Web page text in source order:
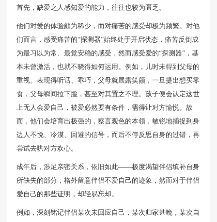
首先，缺爱之人感知爱的能力，往往也较为匮乏。
他们对爱的体验颇为稀少，而对痛苦的感受却极为频繁。对他
们而言，感受痛苦的“探测器”始终处于开启状态，痛苦反倒成
为最习以为常、最觉安稳的感受，然而感受爱的“探测器”，基
本未曾激活，也就不晓得如何运用。例如，儿时未得到父母的
重视。表现得听话、乖巧，父母就展露笑颜，一旦提出想买零
食，父母瞬间拉下脸，甚至对其置之不理。孩子便会认定这世
上无人会爱自己，被爱必然要有条件，需得让对方愉悦。故
而，他们会培育出极强的，察言观色的本领，敏锐地捕捉到身
边人不悦、冷漠、回避的信号，而后不停反思自身的过错，再
尝试去哄对方欢心。
成年后，涉足亲密关系，依旧如此——极度渴望伴侣填补自身
所缺失的部分，格外留意伴侣不爱自己的迹象，然而对于伴侣
爱自己的那些证明，却轻易忘却。
例如，深刻铭记伴侣某次未回应自己，某次归家甚晚，某次自